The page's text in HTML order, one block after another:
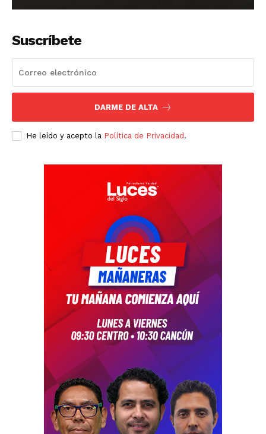
Suscríbete
DARME DE ALTA
He leído y acepto la Política de Privacidad .